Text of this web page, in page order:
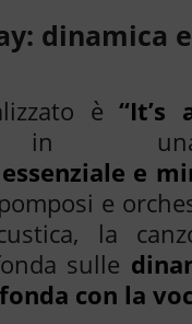
dinamica
è“It’s
in
essenziale e
e
la
sulle
con la